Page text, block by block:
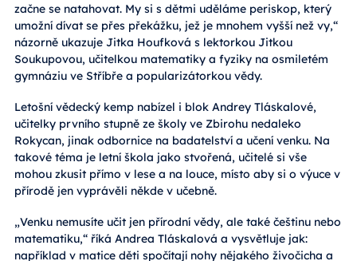
začne se natahovat. My si s dětmi uděláme periskop, který
umožní dívat se přes překážku, jež je mnohem vyšší než vy,“
názorně ukazuje Jitka Houfková s lektorkou Jitkou
Soukupovou, učitelkou matematiky a fyziky na osmiletém
gymnáziu ve Stříbře a popularizátorkou vědy.
Letošní vědecký kemp nabízel i blok Andrey Tláskalové,
učitelky prvního stupně ze školy ve Zbirohu nedaleko
Rokycan, jinak odbornice na badatelství a učení venku. Na
takové téma je letní škola jako stvořená, učitelé si vše
mohou zkusit přímo v lese a na louce, místo aby si o výuce v
přírodě jen vyprávěli někde v učebně.
„Venku nemusíte učit jen přírodní vědy, ale také češtinu nebo
matematiku,“ říká Andrea Tláskalová a vysvětluje jak:
například v matice děti spočítají nohy nějakého živočicha a